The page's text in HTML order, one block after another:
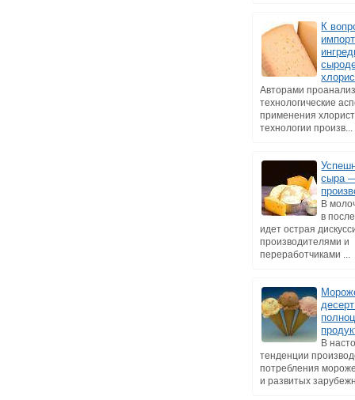
К
Авторами
технологические
применения
технологии произв...
сыра
В
в
идет острая
производителями и
переработчиками ...
В
тенденции
потребления
и развитых